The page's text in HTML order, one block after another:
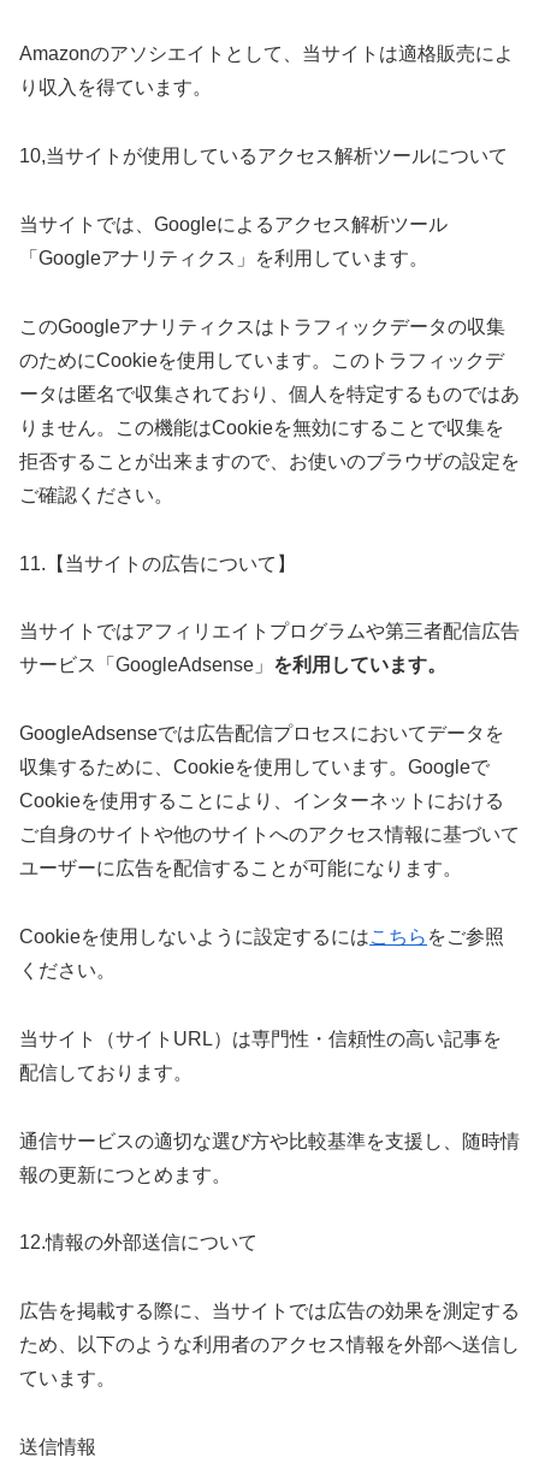
Amazonのアソシエイトとして、当サイトは適格販売によ
り収入を得ています。
10,当サイトが使用しているアクセス解析ツールについて
当サイトでは、Googleによるアクセス解析ツール
「Googleアナリティクス」を利用しています。
このGoogleアナリティクスはトラフィックデータの収集
のためにCookieを使用しています。このトラフィックデ
ータは匿名で収集されており、個人を特定するものではあ
りません。この機能はCookieを無効にすることで収集を
拒否することが出来ますので、お使いのブラウザの設定を
ご確認ください。
11.【当サイトの広告について】
当サイトではアフィリエイトプログラムや第三者配信広告
サービス「GoogleAdsense」 を利用しています。
GoogleAdsenseでは広告配信プロセスにおいてデータを
収集するために、Cookieを使用しています。Googleで
Cookieを使用することにより、インターネットにおける
ご自身のサイトや他のサイトへのアクセス情報に基づいて
ユーザーに広告を配信することが可能になります。
Cookieを使用しないように設定するにはこちら をご参照
ください。
当サイト（サイトURL）は専門性・信頼性の高い記事を
配信しております。
通信サービスの適切な選び方や比較基準を支援し、随時情
報の更新につとめます。
12.情報の外部送信について
広告を掲載する際に、当サイトでは広告の効果を測定する
ため、以下のような利用者のアクセス情報を外部へ送信し
ています。
送信情報